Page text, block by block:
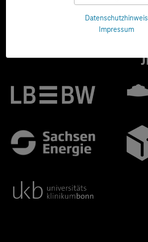
Datenschutzhinweis
Impressum